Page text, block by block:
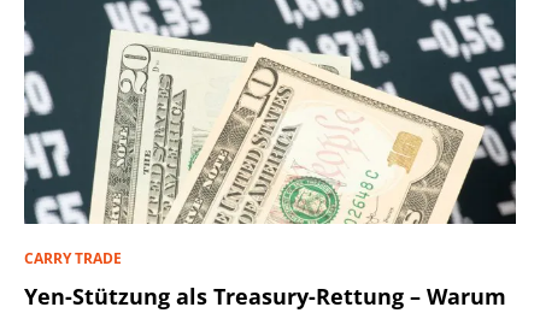
CARRY TRADE
Yen-Stützung als Treasury-Rettung – Warum